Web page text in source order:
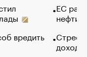
вредить
ЕС
нефти